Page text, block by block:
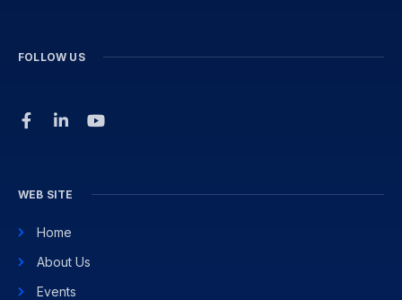
FOLLOW US
WEB SITE
Home
About Us
Events